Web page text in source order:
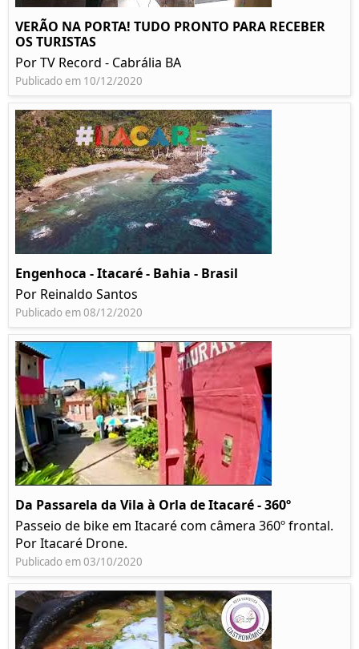
VERÃO NA PORTA! TUDO PRONTO PARA RECEBER
OS TURISTAS
Por TV Record - Cabrália BA
Publicado em 10/12/2020
Engenhoca - Itacaré - Bahia - Brasil
Por Reinaldo Santos
Publicado em 08/12/2020
Da Passarela da Vila à Orla de Itacaré - 360º
Passeio de bike em Itacaré com câmera 360º frontal.
Por Itacaré Drone.
Publicado em 03/10/2020